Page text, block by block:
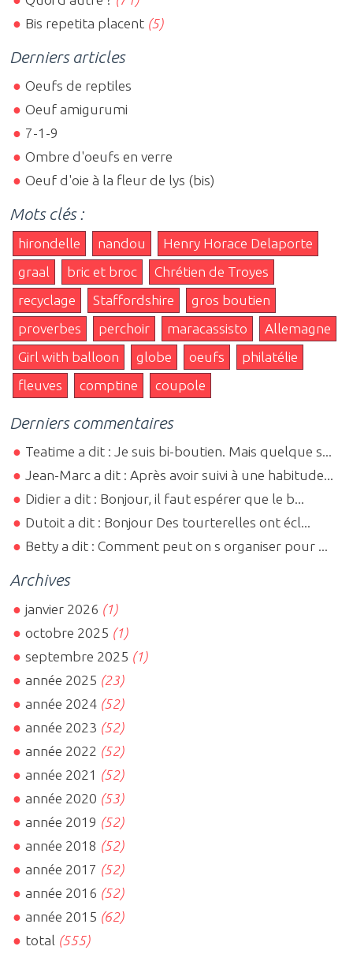
Bis repetita placent (5)
Derniers articles
Oeufs de reptiles
Oeuf amigurumi
7-1-9
Ombre d'oeufs en verre
Oeuf d'oie à la fleur de lys (bis)
Mots clés :
hirondelle nandou
Henry Horace Delaporte
graal
bric et broc
Chrétien de Troyes
recyclage
Staffordshire
gros boutien
proverbes
perchoir maracassisto
Allemagne
Girl with balloon
globe oeufs
philatélie
fleuves
comptine coupole
Derniers commentaires
Teatime a dit : Je suis bi-boutien. Mais quelque s...
Jean-Marc a dit : Après avoir suivi à une habitude...
Didier a dit : Bonjour, il faut espérer que le b...
Dutoit a dit : Bonjour Des tourterelles ont écl...
Betty a dit : Comment peut on s organiser pour ...
Archives
janvier 2026 (1)
octobre 2025 (1)
septembre 2025 (1)
année 2025 (23)
année 2024 (52)
année 2023 (52)
année 2022 (52)
année 2021 (52)
année 2020 (53)
année 2019 (52)
année 2018 (52)
année 2017 (52)
année 2016 (52)
année 2015 (62)
total (555)